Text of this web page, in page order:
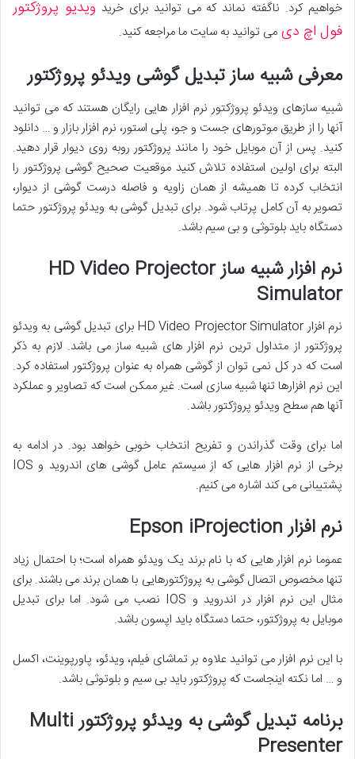
خواهیم کرد. ناگفته نماند که می توانید برای خرید ویدیو پروژکتور
فول اچ دی می توانید به سایت ما مراجعه کنید.
معرفی شبیه ساز تبدیل گوشی ویدئو پروژکتور
شبیه سازهای ویدئو پروژکتور نرم افزار هایی رایگان هستند که می توانید
آنها را از طریق موتورهای جست و جو، پلی استور، نرم افزار بازار و … دانلود
کنید. پس از آن موبایل خود را مانند پروژکتور روبه روی دیوار قرار دهید.
البته برای اولین استفاده تلاش کنید موقعیت صحیح گوشی پروژکتور را
انتخاب کرده تا همیشه از همان زاویه و فاصله درست گوشی از دیوار،
تصویر به آن کامل پرتاب شود. برای تبدیل گوشی به ویدئو پروژکتور حتما
دستگاه باید بلوتوثی و بی سیم باشد.
نرم افزار شبیه ساز HD Video Projector
Simulator
نرم افزار HD Video Projector Simulator برای تبدیل گوشی به ویدئو
پروژکتور از متداول ترین نرم افزار های شبیه ساز می باشد. لازم به ذکر
است که در کل نمی توان از گوشی همراه به عنوان پروژکتور استفاده کرد.
این نرم افزارها تنها شبیه سازی است. غیر ممکن است که تصاویر و عملکرد
آنها هم سطح ویدئو پروژکتور باشد.
اما برای وقت گذراندن و تفریح انتخاب خوبی خواهد بود. در ادامه به
برخی از نرم افزار هایی که از سیستم عامل گوشی های اندروید و IOS
پشتیبانی می کند اشاره می کنیم.
نرم افزار Epson iProjection
عموما نرم افزار هایی که با نام برند یک ویدئو همراه است؛ با احتمال زیاد
تنها مخصوص اتصال گوشی به پروژکتورهایی با همان برند می باشند. برای
مثال این نرم افزار در اندروید و IOS نصب می شود. اما برای تبدیل
موبایل به پروژکتور، حتما دستگاه باید اپسون باشد.
با این نرم افزار می توانید علاوه بر تماشای فیلم، ویدئو، پاورپوینت، اکسل
و … اما نکته اینجاست که پروژکتور باید بی سیم و بلوتوثی باشد.
برنامه تبدیل گوشی به ویدئو پروژکتور Multi
Presenter